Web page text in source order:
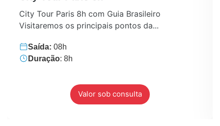
City Tour Paris 8h com Guia Brasileiro
Visitaremos os principais pontos da...
Saída: 08h
Duração: 8h
Valor sob consulta